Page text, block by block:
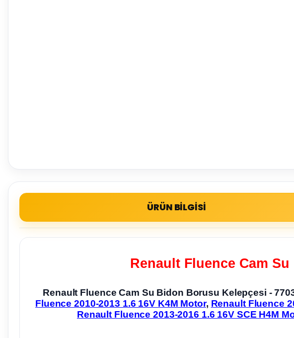
ÜRÜN BİLGİSİ
Renault Fluence Cam
Renault Fluence Cam Su Bidon Borusu Kelepçesi -
Fluence 2010-2013 1.6 16V K4M Motor, Renault Fluence
Renault Fluence 2013-2016 1.6 16V SCE H4M